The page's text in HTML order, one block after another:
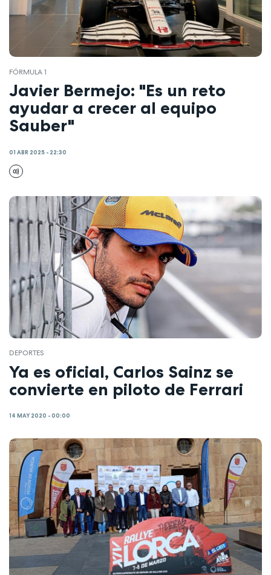
FÓRMULA 1
Javier Bermejo: "Es un reto
ayudar a crecer al equipo
Sauber"
01 ABR 2025 - 22:30
DEPORTES
Ya es oficial, Carlos Sainz se
convierte en piloto de Ferrari
14 MAY 2020 - 00:00